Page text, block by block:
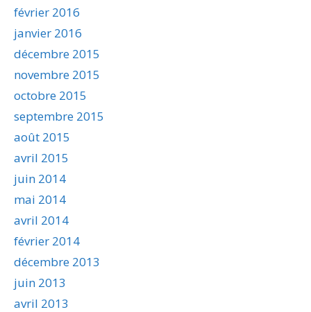
février 2016
janvier 2016
décembre 2015
novembre 2015
octobre 2015
septembre 2015
août 2015
avril 2015
juin 2014
mai 2014
avril 2014
février 2014
décembre 2013
juin 2013
avril 2013